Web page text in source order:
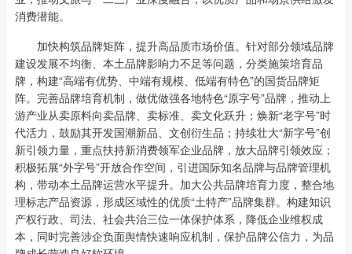
消费潜能。
加快构筑品牌矩阵，提升高品质市场价值。针对部分领域品牌
建设发展不均衡、本土品牌影响力不足等问题，分类施策培育品
牌，构建“高端有优势、中端有规模、低端有特色”的国货品牌矩
阵。完善品牌培育机制，做优做强各地特色“原字号”品牌，推动上
游产业从卖原料向卖品牌、卖标准、卖文化跃升；焕新“老字号”时
代活力，鼓励其开发国潮新品、文创衍生品；持续壮大“新字号”创
新引领力量，重点扶持新消费领军企业品牌，放大品牌引领效应；
积极拓展“外字号”开放合作空间，引进国际知名品牌与品牌管理机
构，带动本土品牌运营水平提升。加大公共品牌培育力度，整合地
理标志产品资源，形成区域性的优质“土特产”品牌集群。构建知识
产权行政、司法、社会共治三位一体保护体系，降低企业维权成
本，同时完善涉企负面舆情快速响应机制，保护品牌公信力，为品